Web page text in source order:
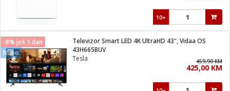
Vitrine
10+
-8% još 1 dan
Novo
Televizor Smart LED 4K UltraHD 43", Vidaa OS
43H665BUV
Tesla
459,90 KM
425,00 KM